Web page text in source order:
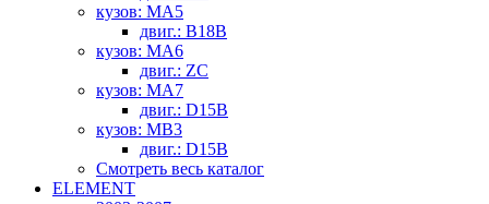
кузов: MA5
двиг.: B18B
кузов: MA6
двиг.: ZC
кузов: MA7
двиг.: D15B
кузов: MB3
двиг.: D15B
Смотреть весь каталог
ELEMENT